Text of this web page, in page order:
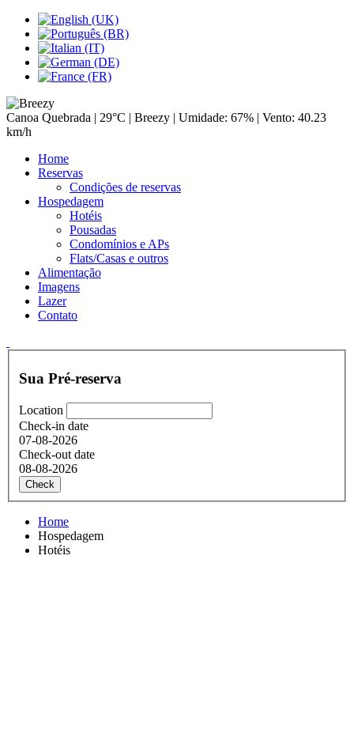
Canoa Quebrada | 29°C | Breezy | Umidade: 67% | Vento: 40.23
km/h
Home
Reservas
Condições de reservas
Hospedagem
Hotéis
Pousadas
Condomínios e APs
Flats/Casas e outros
Alimentação
Imagens
Lazer
Contato
Sua Pré-reserva
Location
Check-in date
07-08-2026
Check-out date
08-08-2026
Check
Home
Hospedagem
Hotéis